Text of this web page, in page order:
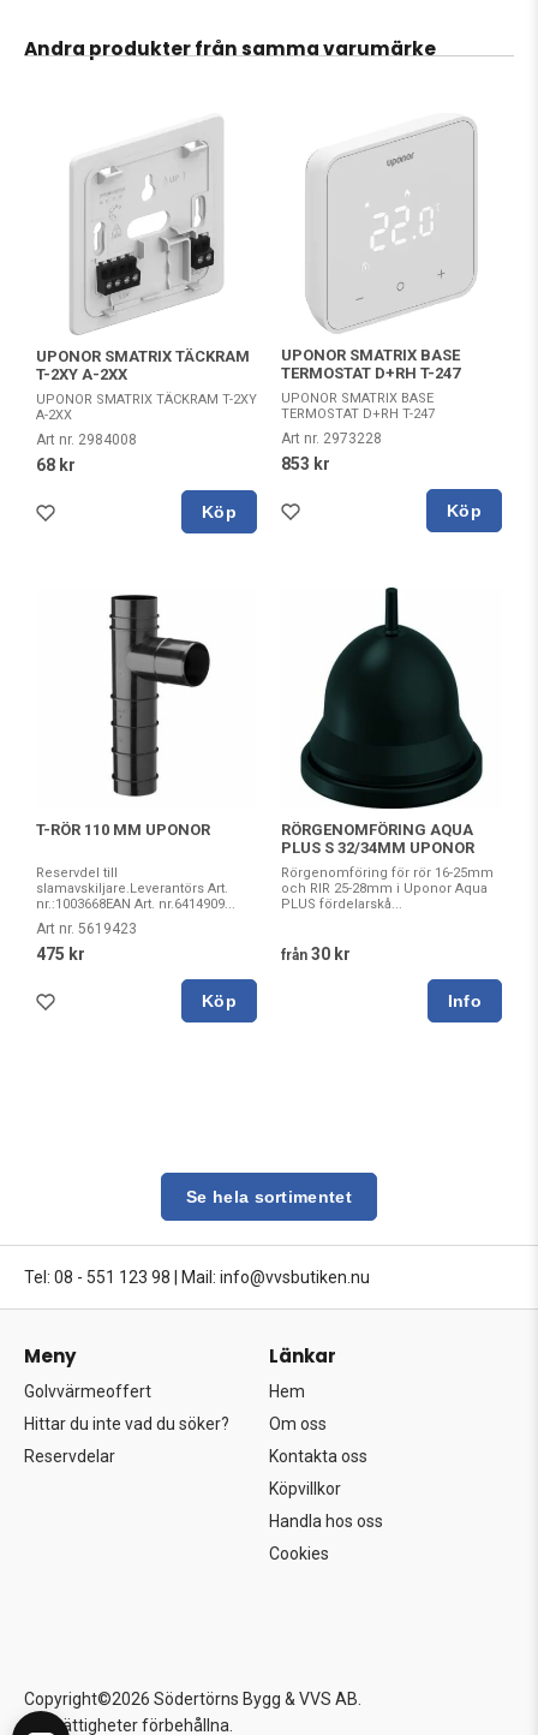
Andra produkter från samma varumärke
UPONOR SMATRIX TÄCKRAM
T-2XY A-2XX
UPONOR SMATRIX TÄCKRAM T-2XY
A-2XX
Art nr. 2984008
68 kr
Köp
UPONOR SMATRIX BASE
TERMOSTAT D+RH T-247
UPONOR SMATRIX BASE
TERMOSTAT D+RH T-247
Art nr. 2973228
853 kr
Köp
T-RÖR 110 MM UPONOR
Reservdel till
slamavskiljare.Leverantörs Art.
nr.:1003668EAN Art. nr.6414909...
Art nr. 5619423
475 kr
Köp
RÖRGENOMFÖRING AQUA
PLUS S 32/34MM UPONOR
Rörgenomföring för rör 16-25mm
och RIR 25-28mm i Uponor Aqua
PLUS fördelarskå...
från 30 kr
Se hela sortimentet
Tel: 08 - 551 123 98 | Mail: info@vvsbutiken.nu
Meny
Golvvärmeoffert
Hittar du inte vad du söker?
Reservdelar
Länkar
Hem
Om oss
Kontakta oss
Köpvillkor
Handla hos oss
Cookies
Copyright©2026 Södertörns Bygg & VVS AB.
Alla rättigheter förbehållna.